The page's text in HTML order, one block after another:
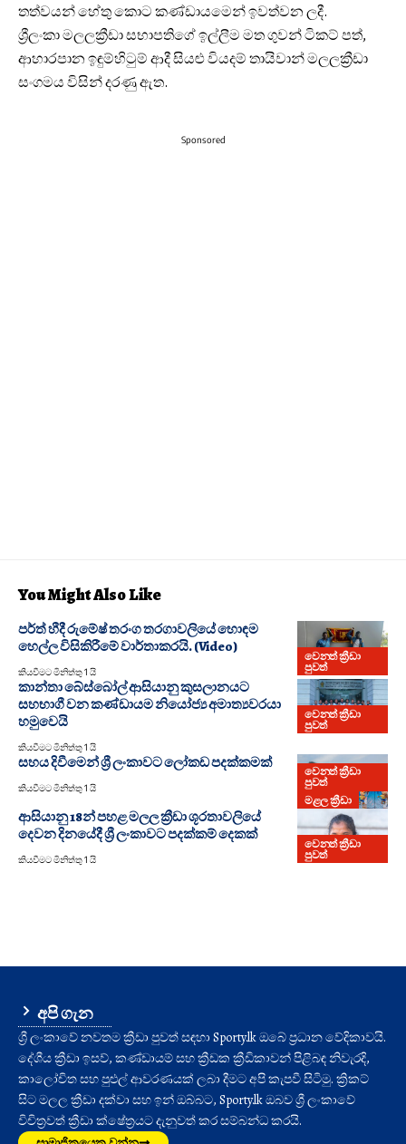
තත්වයන් හේතු කොට කණ්ඩායමෙන් ඉවත්වන ලදී.
ශ්‍රීලංකා මලලක්‍රීඩා සභාපතිගේ ඉල්ලීම මත ගුවන් ටිකට් පත්,
ආහාරපාන ඉඳුම්හිටුම් ආදී සියළු වියදම් තායිවාන් මලලක්‍රීඩා
සංගමය විසින් දරණු ඇත.
Sponsored
You Might Also Like
වෙනත් ක්‍රීඩා
පුවත්
පර්ත් හීදී රුමේෂ් තරංග තරගාවලියේ හොඳම
හෙල්ල විසිකිරීමේ වාර්තාකරයි. (Video)
කියවීමට මිනිත්තු 1 යි
වෙනත් ක්‍රීඩා
පුවත්
කාන්තා බේස්බෝල් ආසියානු කුසලානයට
සහභාගී වන කණ්ඩායම නියෝජ්‍ය අමාත්‍යවරයා
හමුවෙයි
කියවීමට මිනිත්තු 1 යි
වෙනත් ක්‍රීඩා
පුවත්
මළල ක්‍රීඩා
සහය දිවීමෙන් ශ්‍රී ලංකාවට ලෝකඩ පදක්කමක්
කියවීමට මිනිත්තු 1 යි
වෙනත් ක්‍රීඩා
පුවත්
ආසියානු 18න් පහළ මලල ක්‍රීඩා ශූරතාවලියේ
දෙවන දිනයේදී ශ්‍රී ලංකාවට පදක්කම් දෙකක්
කියවීමට මිනිත්තු 1 යි
අපි ගැන
ශ්‍රී ලංකාවේ නවතම ක්‍රීඩා පුවත් සඳහා Sporty.lk ඔබේ ප්‍රධාන වේදිකාවයි.
දේශීය ක්‍රීඩා ඉසව්, කණ්ඩායම් සහ ක්‍රීඩක ක්‍රීඩිකාවන් පිළිබඳ නිවැරදි,
කාලෝචිත සහ පුළුල් ආවරණයක් ලබා දීමට අපි කැපවී සිටිමු. ක්‍රිකට්
සිට මලල ක්‍රීඩා දක්වා සහ ඉන් ඔබ්බට, Sporty.lk ඔබව ශ්‍රී ලංකාවේ
විචිත්‍රවත් ක්‍රීඩා ක්ෂේත්‍රයට දැනුවත් කර සම්බන්ධ කරයි.